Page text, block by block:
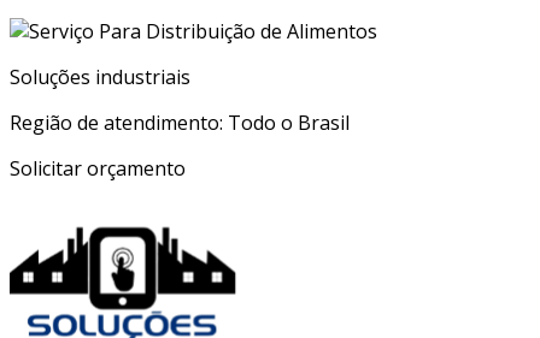
Soluções industriais
Região de atendimento: Todo o Brasil
Solicitar orçamento